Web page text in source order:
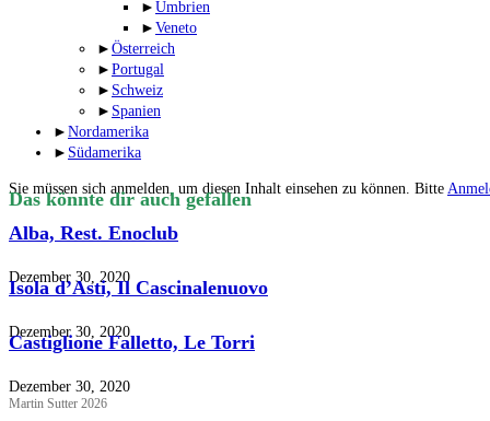
► Umbrien
► Veneto
► Österreich
► Portugal
► Schweiz
► Spanien
► Nordamerika
► Südamerika
Sie müssen sich anmelden, um diesen Inhalt einsehen zu können. Bitte
Das könnte dir auch gefallen
Alba, Rest. Enoclub
Dezember 30, 2020
Isola d’Asti, Il Cascinalenuovo
Dezember 30, 2020
Castiglione Falletto, Le Torri
Dezember 30, 2020
Martin Sutter 2026